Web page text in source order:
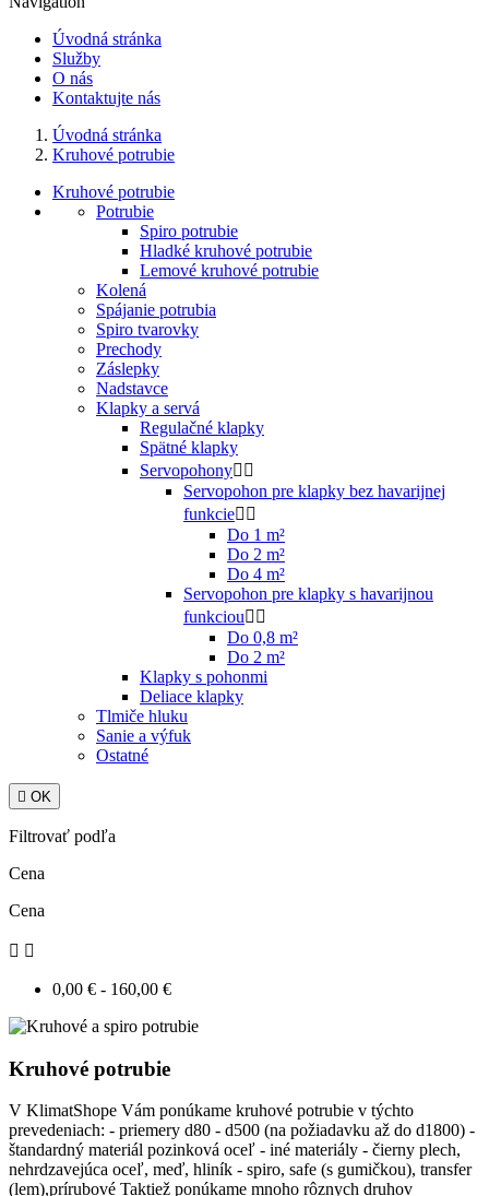
Úvodná stránka
Služby
O nás
Kontaktujte nás
Úvodná stránka
Kruhové potrubie
Kruhové potrubie
Potrubie
Spiro potrubie
Hladké kruhové potrubie
Lemové kruhové potrubie
Kolená
Spájanie potrubia
Spiro tvarovky
Prechody
Záslepky
Nadstavce
Klapky a servá
Regulačné klapky
Spätné klapky
Servopohony 
Servopohon pre klapky bez havarijnej
funkcie 
Do 1 m²
Do 2 m²
Do 4 m²
Servopohon pre klapky s havarijnou
funkciou 
Do 0,8 m²
Do 2 m²
Klapky s pohonmi
Deliace klapky
Tlmiče hluku
Sanie a výfuk
Ostatné
 OK
Filtrovať podľa
Cena
Cena
 
0,00 € - 160,00 €
Kruhové potrubie
V KlimatShope Vám ponúkame kruhové potrubie v týchto
prevedeniach: - priemery d80 - d500 (na požiadavku až do d1800) -
štandardný materiál pozinková oceľ - iné materiály - čierny plech,
nehrdzavejúca oceľ, meď, hliník - spiro, safe (s gumičkou), transfer
(lem),prírubové Taktiež ponúkame mnoho rôznych druhov